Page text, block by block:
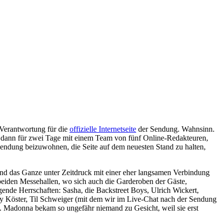
für die offizielle Internetseite der Sendung. Wahnsinn.
für zwei Tage mit einem Team von fünf Online-Redakteuren,
beizuwohnen, die Seite auf dem neuesten Stand zu halten,
das Ganze unter Zeitdruck mit einer eher langsamen Verbindung
Messehallen, wo sich auch die Garderoben der Gäste,
Herrschaften: Sasha, die Backstreet Boys, Ulrich Wickert,
Köster, Til Schweiger (mit dem wir im Live-Chat nach der Sendung
bekam so ungefähr niemand zu Gesicht, weil sie erst